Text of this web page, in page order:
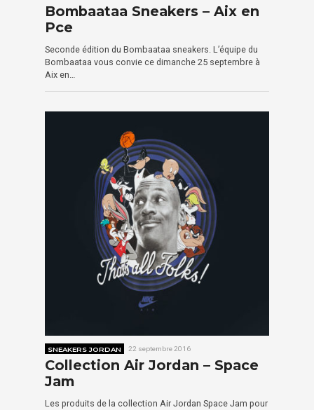
Bombaataa Sneakers – Aix en
Pce
Seconde édition du Bombaataa sneakers. L’équipe du
Bombaataa vous convie ce dimanche 25 septembre à
Aix en…
SNEAKERS JORDAN 22 septembre 2016
Collection Air Jordan – Space
Jam
Les produits de la collection Air Jordan Space Jam pour